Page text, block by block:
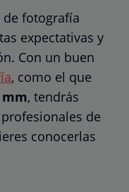
fotografía
expectativas y
Con un buen
, como el que
, tendrás
de
conocerlas